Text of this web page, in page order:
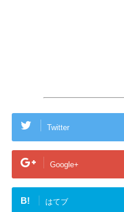
Twitter
Google+
B! はてブ